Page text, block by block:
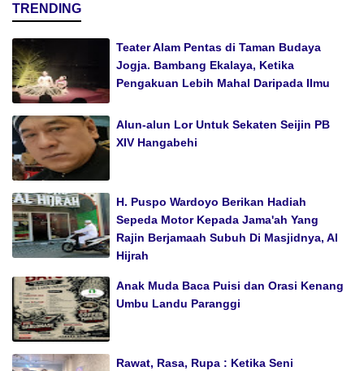
TRENDING
Teater Alam Pentas di Taman Budaya
Jogja. Bambang Ekalaya, Ketika
Pengakuan Lebih Mahal Daripada Ilmu
Alun-alun Lor Untuk Sekaten Seijin PB
XIV Hangabehi
H. Puspo Wardoyo Berikan Hadiah
Sepeda Motor Kepada Jama'ah Yang
Rajin Berjamaah Subuh Di Masjidnya, Al
Hijrah
Anak Muda Baca Puisi dan Orasi Kenang
Umbu Landu Paranggi
Rawat, Rasa, Rupa : Ketika Seni